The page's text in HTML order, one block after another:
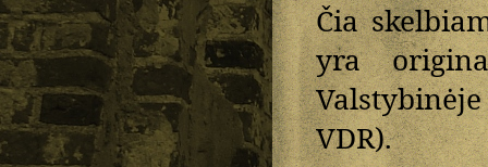
Čia
yra
VDR).